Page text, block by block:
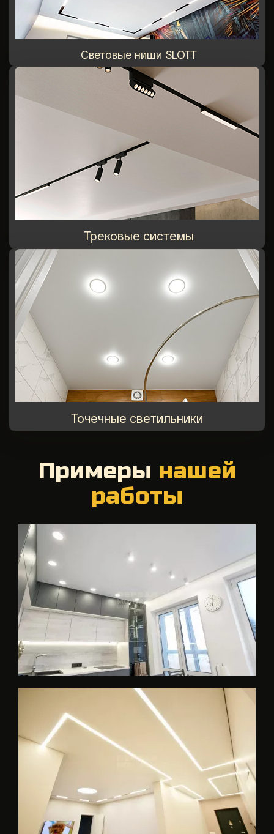
Световые ниши SLOTT
Трековые системы
Точечные светильники
Примеры нашей
работы